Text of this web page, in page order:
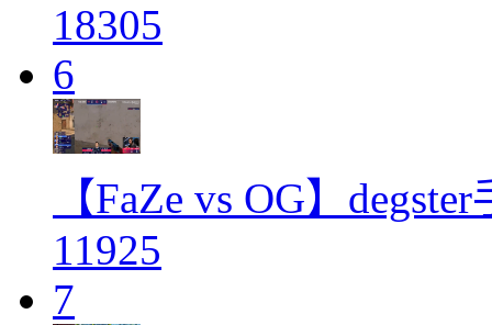
18305
6
【FaZe vs OG】
11925
7